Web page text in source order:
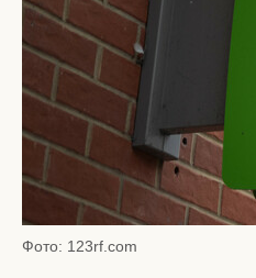
Фото: 123rf.com